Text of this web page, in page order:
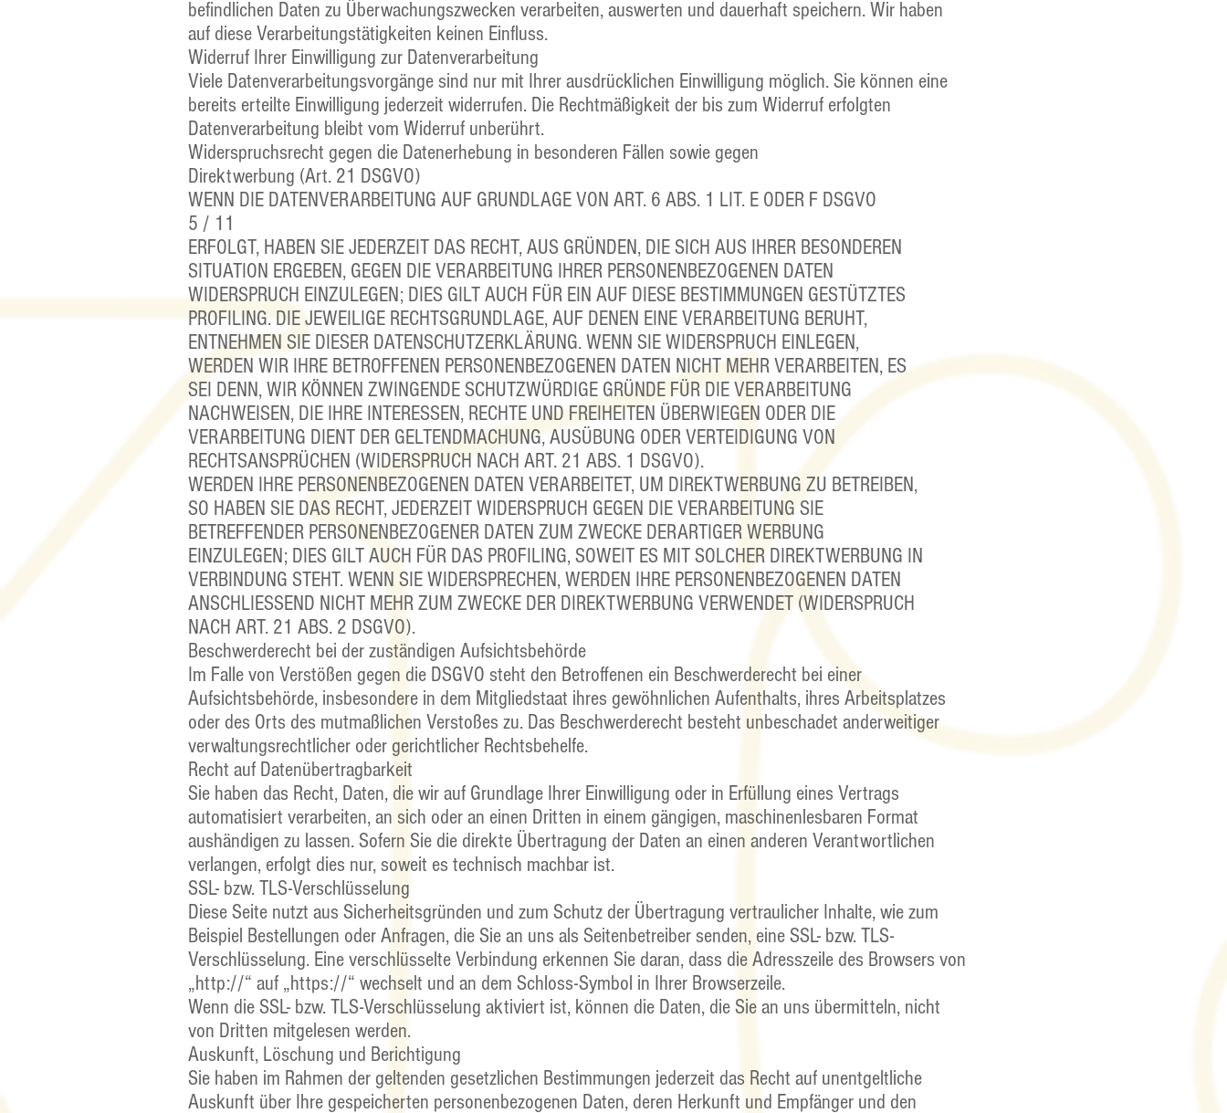
befindlichen Daten zu Überwachungszwecken verarbeiten, auswerten und dauerhaft speichern. Wir haben
auf diese Verarbeitungstätigkeiten keinen Einfluss.
Widerruf Ihrer Einwilligung zur Datenverarbeitung
Viele Datenverarbeitungsvorgänge sind nur mit Ihrer ausdrücklichen Einwilligung möglich. Sie können eine
bereits erteilte Einwilligung jederzeit widerrufen. Die Rechtmäßigkeit der bis zum Widerruf erfolgten
Datenverarbeitung bleibt vom Widerruf unberührt.
Widerspruchsrecht gegen die Datenerhebung in besonderen Fällen sowie gegen
Direktwerbung (Art. 21 DSGVO)
WENN DIE DATENVERARBEITUNG AUF GRUNDLAGE VON ART. 6 ABS. 1 LIT. E ODER F DSGVO
5 / 11
ERFOLGT, HABEN SIE JEDERZEIT DAS RECHT, AUS GRÜNDEN, DIE SICH AUS IHRER BESONDEREN
SITUATION ERGEBEN, GEGEN DIE VERARBEITUNG IHRER PERSONENBEZOGENEN DATEN
WIDERSPRUCH EINZULEGEN; DIES GILT AUCH FÜR EIN AUF DIESE BESTIMMUNGEN GESTÜTZTES
PROFILING. DIE JEWEILIGE RECHTSGRUNDLAGE, AUF DENEN EINE VERARBEITUNG BERUHT,
ENTNEHMEN SIE DIESER DATENSCHUTZERKLÄRUNG. WENN SIE WIDERSPRUCH EINLEGEN,
WERDEN WIR IHRE BETROFFENEN PERSONENBEZOGENEN DATEN NICHT MEHR VERARBEITEN, ES
SEI DENN, WIR KÖNNEN ZWINGENDE SCHUTZWÜRDIGE GRÜNDE FÜR DIE VERARBEITUNG
NACHWEISEN, DIE IHRE INTERESSEN, RECHTE UND FREIHEITEN ÜBERWIEGEN ODER DIE
VERARBEITUNG DIENT DER GELTENDMACHUNG, AUSÜBUNG ODER VERTEIDIGUNG VON
RECHTSANSPRÜCHEN (WIDERSPRUCH NACH ART. 21 ABS. 1 DSGVO).
WERDEN IHRE PERSONENBEZOGENEN DATEN VERARBEITET, UM DIREKTWERBUNG ZU BETREIBEN,
SO HABEN SIE DAS RECHT, JEDERZEIT WIDERSPRUCH GEGEN DIE VERARBEITUNG SIE
BETREFFENDER PERSONENBEZOGENER DATEN ZUM ZWECKE DERARTIGER WERBUNG
EINZULEGEN; DIES GILT AUCH FÜR DAS PROFILING, SOWEIT ES MIT SOLCHER DIREKTWERBUNG IN
VERBINDUNG STEHT. WENN SIE WIDERSPRECHEN, WERDEN IHRE PERSONENBEZOGENEN DATEN
ANSCHLIESSEND NICHT MEHR ZUM ZWECKE DER DIREKTWERBUNG VERWENDET (WIDERSPRUCH
NACH ART. 21 ABS. 2 DSGVO).
Beschwerderecht bei der zuständigen Aufsichtsbehörde
Im Falle von Verstößen gegen die DSGVO steht den Betroffenen ein Beschwerderecht bei einer
Aufsichtsbehörde, insbesondere in dem Mitgliedstaat ihres gewöhnlichen Aufenthalts, ihres Arbeitsplatzes
oder des Orts des mutmaßlichen Verstoßes zu. Das Beschwerderecht besteht unbeschadet anderweitiger
verwaltungsrechtlicher oder gerichtlicher Rechtsbehelfe.
Recht auf Datenübertragbarkeit
Sie haben das Recht, Daten, die wir auf Grundlage Ihrer Einwilligung oder in Erfüllung eines Vertrags
automatisiert verarbeiten, an sich oder an einen Dritten in einem gängigen, maschinenlesbaren Format
aushändigen zu lassen. Sofern Sie die direkte Übertragung der Daten an einen anderen Verantwortlichen
verlangen, erfolgt dies nur, soweit es technisch machbar ist.
SSL- bzw. TLS-Verschlüsselung
Diese Seite nutzt aus Sicherheitsgründen und zum Schutz der Übertragung vertraulicher Inhalte, wie zum
Beispiel Bestellungen oder Anfragen, die Sie an uns als Seitenbetreiber senden, eine SSL- bzw. TLS-
Verschlüsselung. Eine verschlüsselte Verbindung erkennen Sie daran, dass die Adresszeile des Browsers von
„http://“ auf „https://“ wechselt und an dem Schloss-Symbol in Ihrer Browserzeile.
Wenn die SSL- bzw. TLS-Verschlüsselung aktiviert ist, können die Daten, die Sie an uns übermitteln, nicht
von Dritten mitgelesen werden.
Auskunft, Löschung und Berichtigung
Sie haben im Rahmen der geltenden gesetzlichen Bestimmungen jederzeit das Recht auf unentgeltliche
Auskunft über Ihre gespeicherten personenbezogenen Daten, deren Herkunft und Empfänger und den